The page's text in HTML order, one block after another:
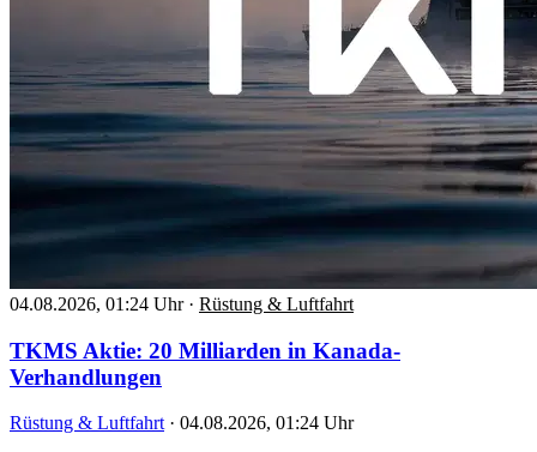
04.08.2026, 01:24 Uhr · Rüstung & Luftfahrt
TKMS Aktie: 20 Milliarden in Kanada-
Verhandlungen
Rüstung & Luftfahrt · 04.08.2026, 01:24 Uhr